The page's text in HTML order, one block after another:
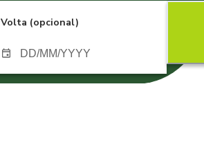
Volta (opcional)